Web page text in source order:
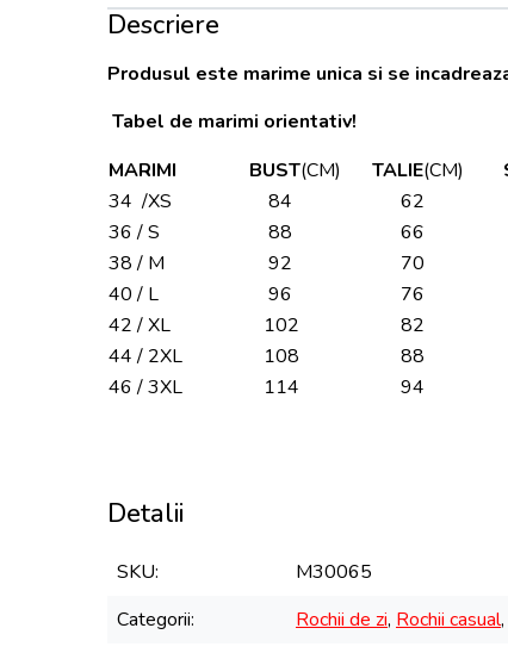
Descriere
Produsul este marime unica si se
Tabel de marimi orientativ!
MARIMI
BUST(CM) TALIE(CM)
34 /XS
84 62
36 / S
88 66
38 / M
92 70
40 / L
96 76
42 / XL
102 82
44 / 2XL
108 88
46 / 3XL
114 94
Detalii
SKU
M30065
Categorii
Rochii de zi, Rochii casual,